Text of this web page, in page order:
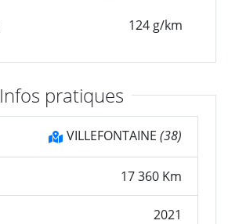
124 g/km
Infos pratiques
VILLEFONTAINE (38)
17 360 Km
2021